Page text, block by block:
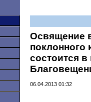
Освящение
поклонного
состоится в
06.04.2013 01:32